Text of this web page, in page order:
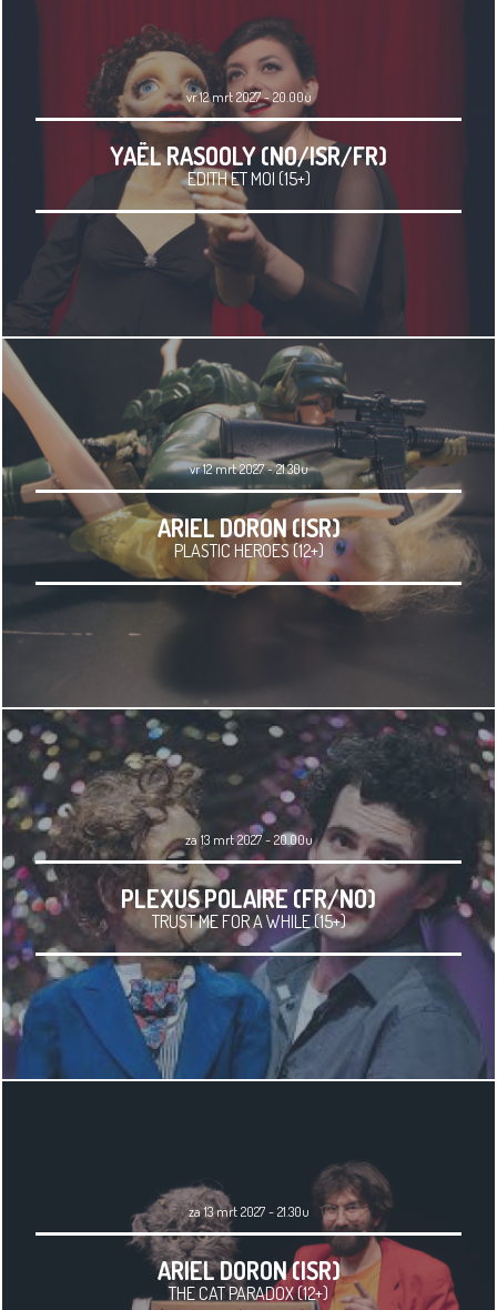
vr 12 mrt 2027 - 20.00u
YAËL RASOOLY (NO/ISR/FR)
EDITH ET MOI (15+)
vr 12 mrt 2027 - 21.30u
ARIEL DORON (ISR)
PLASTIC HEROES (12+)
za 13 mrt 2027 - 20.00u
PLEXUS POLAIRE (FR/NO)
TRUST ME FOR A WHILE (15+)
za 13 mrt 2027 - 21.30u
ARIEL DORON (ISR)
THE CAT PARADOX (12+)